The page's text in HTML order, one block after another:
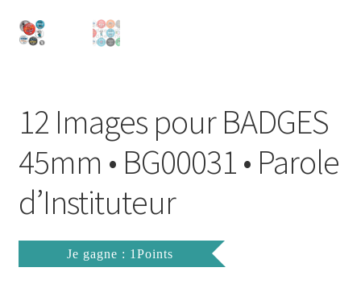
Mon compte
Politique de Confidentialité
Validation de la commande
12 Images pour BADGES
45mm • BG00031 • Parole
d’Instituteur
Je gagne : 1Points